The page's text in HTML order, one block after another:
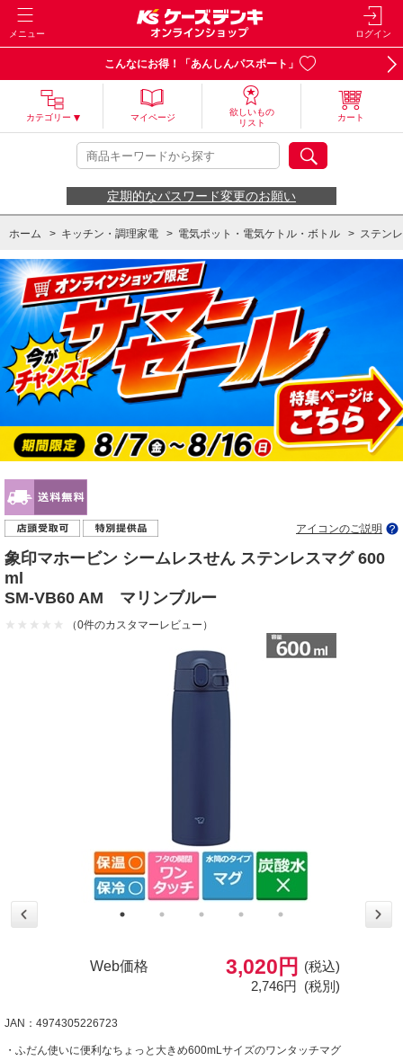
メニュー ログイン
こんなにお得！「あんしんパスポート」
カテゴリー マイページ
欲しいもの
リスト
カート
定期的なパスワード変更のお願い
ホーム > キッチン・調理家電 > 電気ポット・電気ケトル・ボトル > ステン
ホーム > キッチン・調理家電 > 水筒・ランチジャー
アイコンのご説明
象印マホービン シームレスせん ステンレスマグ 600
ml
SM-VB60 AM マリンブルー
（0件のカスタマーレビュー）
Web価格 3,020円
(税込)
2,746円 (税別)
JAN：4974305226723
・ふだん使いに便利なちょっと大きめ600mLサイズのワンタッチマグ